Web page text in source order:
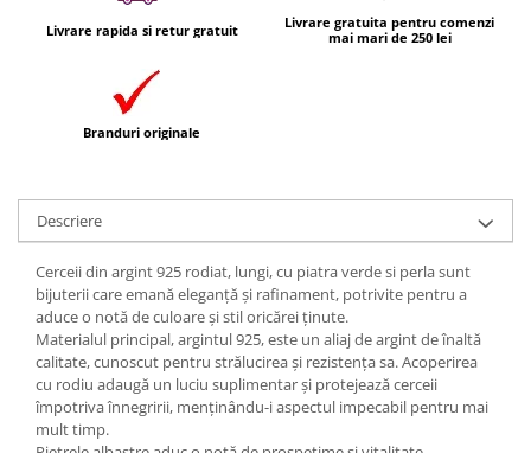
Livrare rapida si retur gratuit
Livrare gratuita pentru comenzi
mai mari de 250 lei
Branduri originale
Descriere
Cerceii din argint 925 rodiat, lungi, cu piatra verde si perla sunt
bijuterii care emană eleganță și rafinament, potrivite pentru a
aduce o notă de culoare și stil oricărei ținute.
Materialul principal, argintul 925, este un aliaj de argint de înaltă
calitate, cunoscut pentru strălucirea și rezistența sa. Acoperirea
cu rodiu adaugă un luciu suplimentar și protejează cerceii
împotriva înnegririi, menținându-i aspectul impecabil pentru mai
mult timp.